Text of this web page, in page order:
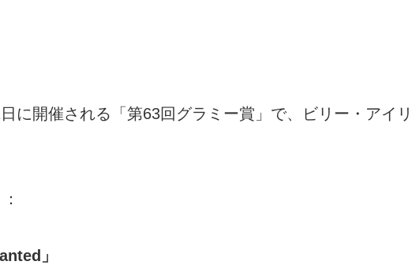
に開催される「第63回グラミー賞」で、ビリー・アイリ
」